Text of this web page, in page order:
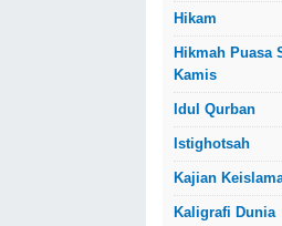
Hikam
Hikmah Puasa
Kamis
Idul Qurban
Istighotsah
Kajian
Kaligrafi Dunia